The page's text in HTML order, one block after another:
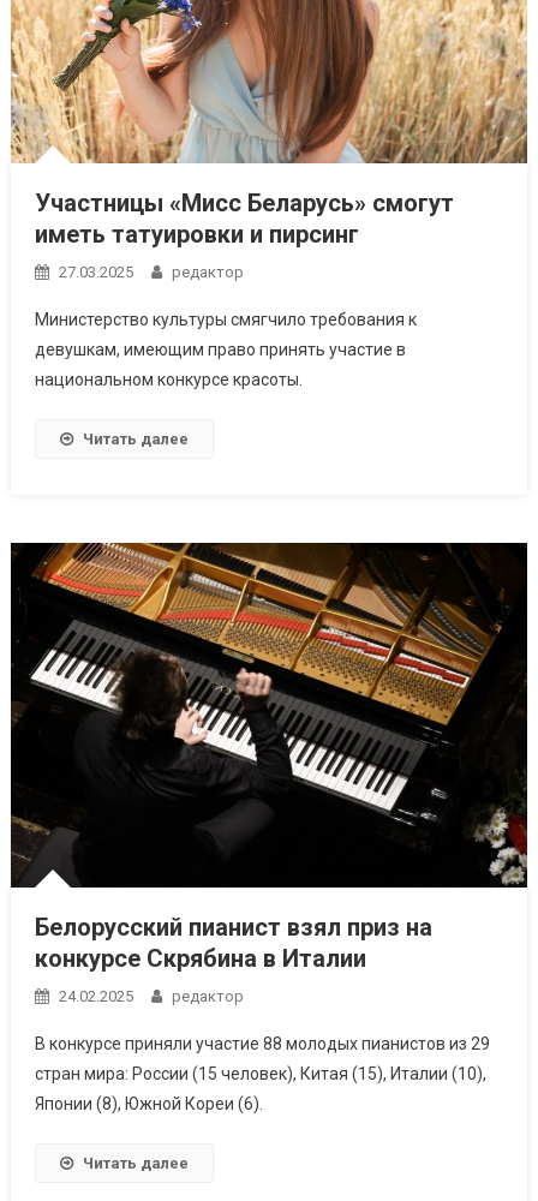
Участницы «Мисс Беларусь» смогут
иметь татуировки и пирсинг
27.03.2025 редактор
Министерство культуры смягчило требования к
девушкам, имеющим право принять участие в
национальном конкурсе красоты.
Читать далее
Белорусский пианист взял приз на
конкурсе Скрябина в Италии
24.02.2025 редактор
В конкурсе приняли участие 88 молодых пианистов из 29
стран мира: России (15 человек), Китая (15), Италии (10),
Японии (8), Южной Кореи (6).
Читать далее